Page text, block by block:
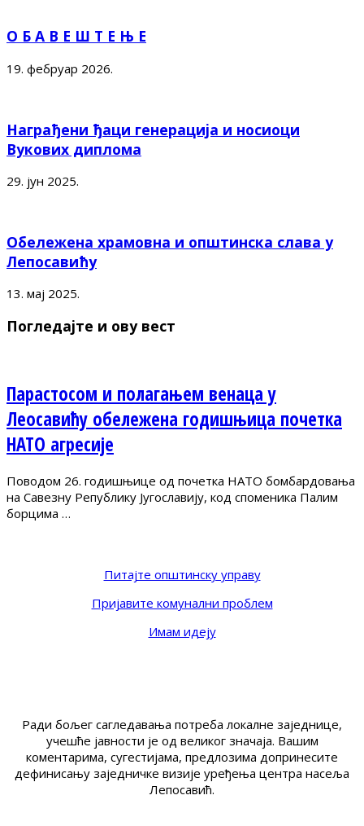
О Б А В Е Ш Т Е Њ Е
19. фебруар 2026.
Награђени ђаци генерација и носиоци
Вукових диплома
29. јун 2025.
Обележена храмовна и општинска слава у
Лепосавићу
13. мај 2025.
Погледајте и ову вест
Парастосом и полагањем венаца у
Леосавићу обележена годишњица почетка
НАТО агресије
Поводом 26. годишњице од почетка НАТО бомбардовања
на Савезну Републику Југославију, код споменика Палим
борцима …
Питајте општинску управу
Пријавите комунални проблем
Имам идеју
Ради бољег сагледавања потреба локалне заједнице,
учешће јавности је од великог значаја. Вашим
коментарима, сугестијама, предлозима допринесите
дефинисању заједничке визије уређења центра насеља
Лепосавић.